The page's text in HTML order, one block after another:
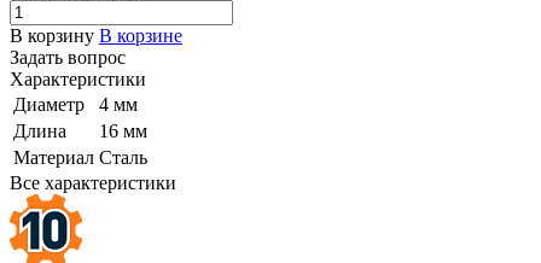
В корзину В корзине
Задать вопрос
Характеристики
Диаметр
4 мм
Длина
16 мм
Материал Сталь
Все характеристики